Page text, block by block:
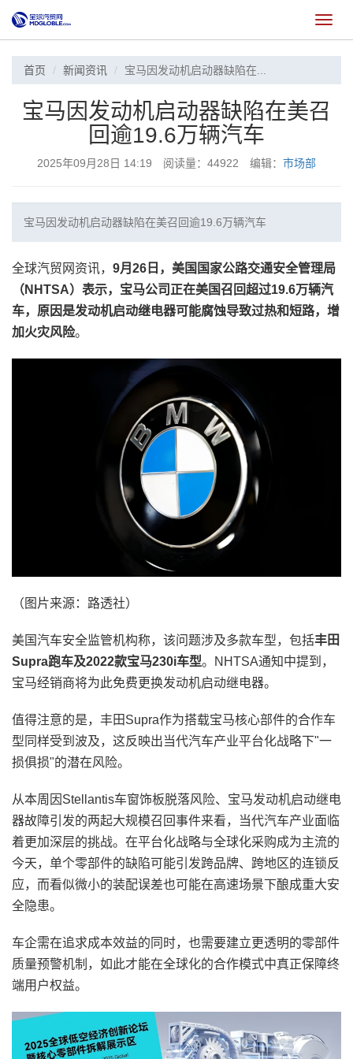
切
换
首页 新闻资讯 宝马因发动机启动器缺陷在...
宝马因发动机启动器缺陷在美召
回逾19.6万辆汽车
2025年09月28日 14:19 阅读量：44922 编辑： 市场部
宝马因发动机启动器缺陷在美召回逾19.6万辆汽车
全球汽贸网资讯， 9月26日，美国国家公路交通安全管理局
（NHTSA）表示，宝马公司正在美国召回超过19.6万辆汽
车，原因是发动机启动继电器可能腐蚀导致过热和短路，增
加火灾风险。
（图片来源：路透社）
美国汽车安全监管机构称，该问题涉及多款车型，包括丰田
Supra跑车及2022款宝马230i车型。NHTSA通知中提到，
宝马经销商将为此免费更换发动机启动继电器。
值得注意的是，丰田Supra作为搭载宝马核心部件的合作车
型同样受到波及，这反映出当代汽车产业平台化战略下"一
损俱损"的潜在风险。
从本周因Stellantis车窗饰板脱落风险、宝马发动机启动继电
器故障引发的两起大规模召回事件来看，当代汽车产业面临
着更加深层的挑战。在平台化战略与全球化采购成为主流的
今天，单个零部件的缺陷可能引发跨品牌、跨地区的连锁反
应，而看似微小的装配误差也可能在高速场景下酿成重大安
全隐患。
车企需在追求成本效益的同时，也需要建立更透明的零部件
质量预警机制，如此才能在全球化的合作模式中真正保障终
端用户权益。